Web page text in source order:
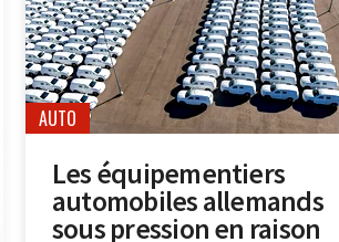
AUTO
Les équipementiers
automobiles allemands
sous pression en raison